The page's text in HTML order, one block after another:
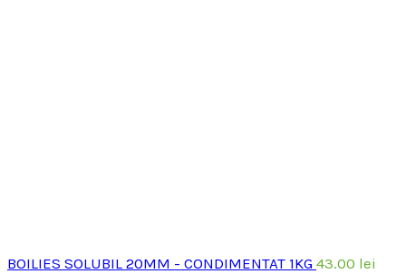
BOILIES SOLUBIL 20MM - CONDIMENTAT 1KG 43.00 lei